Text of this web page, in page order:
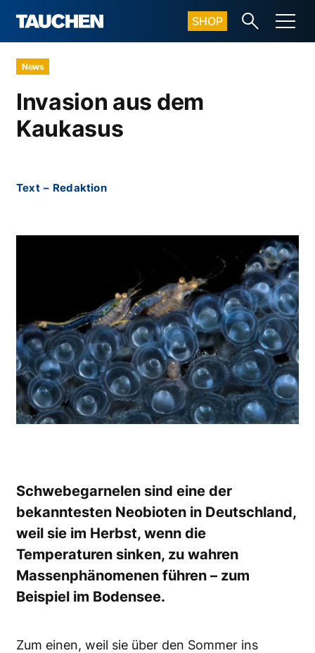
SHOP
News
Invasion aus dem
Kaukasus
Text – Redaktion
Schwebegarnelen sind eine der
bekanntesten Neo­bioten in Deutschland,
weil sie im Herbst, wenn die
Temperaturen sinken, zu wahren
Massenphänomenen führen – zum
Beispiel im Bodensee.
Zum einen, weil sie über den Sommer ins